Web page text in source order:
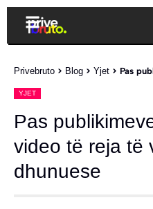
Privebruto > Blog > Yjet > Pas
YJET
Pas
video të reja të
dhunuese